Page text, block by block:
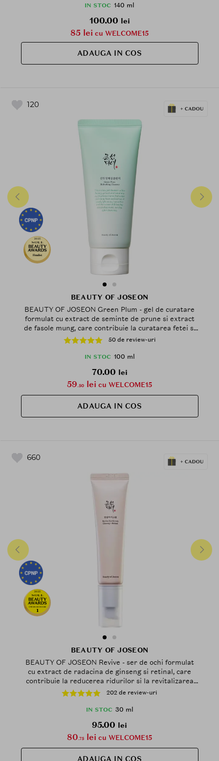
IN STOC 140 ml
100.00 lei
85 lei cu WELCOME15
ADAUGA IN COS
120
2025
Finalist
BEAUTY OF JOSEON
BEAUTY OF JOSEON Green Plum - gel de curatare
formulat cu extract de seminte de prune si extract
de fasole mung, care contribuie la curatarea fetei si
la mentinerea barierei naturale a pielii - 100 ml
50 de review-uri
IN STOC 100 ml
70.00 lei
59.50 lei cu WELCOME15
ADAUGA IN COS
660
2025
CREMA-OCHI-2025
1
BEAUTY OF JOSEON
BEAUTY OF JOSEON Revive - ser de ochi formulat
cu extract de radacina de ginseng si retinal, care
contribuie la reducerea ridurilor si la revitalizarea
zonei delicate a ochilor - 30 ml
202 de review-uri
IN STOC 30 ml
95.00 lei
80.75 lei cu WELCOME15
ADAUGA IN COS